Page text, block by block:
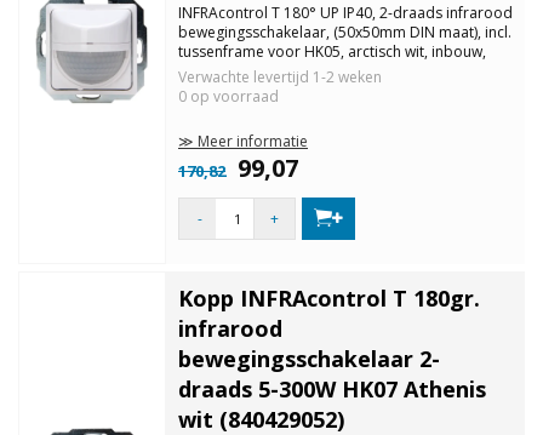
INFRAcontrol T 180° UP IP40, 2-draads infrarood
bewegingsschakelaar, (50x50mm DIN maat), incl.
tussenframe voor HK05, arctisch wit, inbouw,
beschermingsklasse IP40, detectiebereik 180°,
detectiebereik 9m, aanbevolen inbouwhoogte
2m.
Verwachte levertijd 1-2 weken
0 op voorraad
≫ Meer informatie
170,82 99,07
- +
Kopp INFRAcontrol T 180gr.
infrarood
bewegingsschakelaar 2-
draads 5-300W HK07 Athenis
wit (840429052)